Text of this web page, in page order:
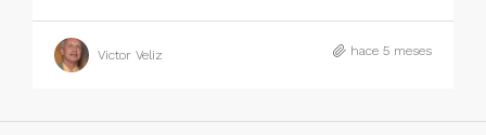
Victor Veliz hace 5 meses